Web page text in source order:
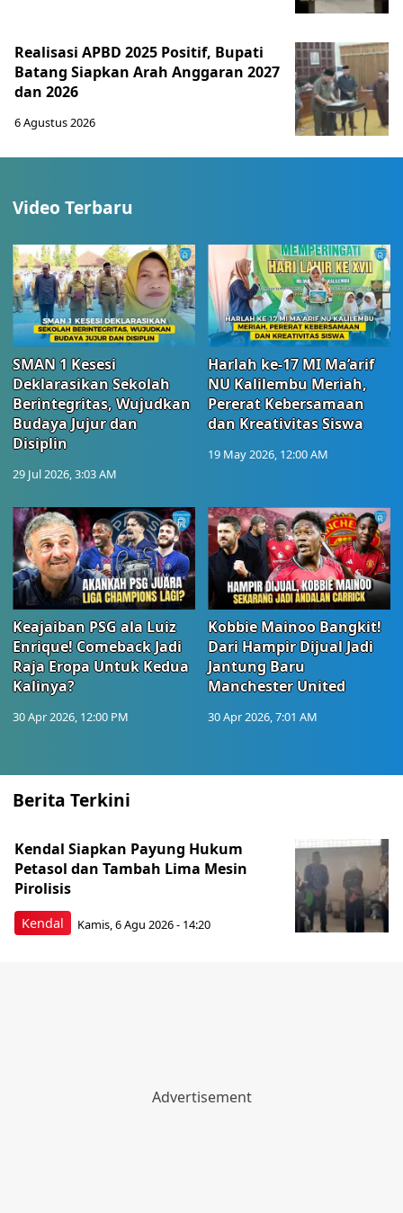
Realisasi APBD 2025 Positif, Bupati
Batang Siapkan Arah Anggaran 2027
dan 2026
6 Agustus 2026
Video Terbaru
SMAN 1 Kesesi
Deklarasikan Sekolah
Berintegritas, Wujudkan
Budaya Jujur dan
Disiplin
29 Jul 2026, 3:03 AM
Harlah ke-17 MI Ma’arif
NU Kalilembu Meriah,
Pererat Kebersamaan
dan Kreativitas Siswa
19 May 2026, 12:00 AM
Keajaiban PSG ala Luiz
Enrique! Comeback Jadi
Raja Eropa Untuk Kedua
Kalinya?
30 Apr 2026, 12:00 PM
Kobbie Mainoo Bangkit!
Dari Hampir Dijual Jadi
Jantung Baru
Manchester United
30 Apr 2026, 7:01 AM
Berita Terkini
Kendal
Kendal Siapkan Payung Hukum
Petasol dan Tambah Lima Mesin
Pirolisis
Kamis, 6 Agu 2026 - 14:20